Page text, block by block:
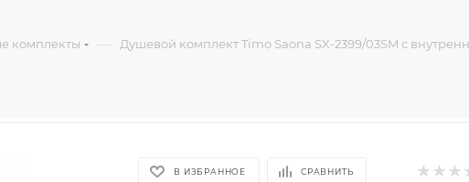
комплекты — Душевой комплект Timo Saona SX-2399/03SM с
В ИЗБРАННОЕ СРАВНИТЬ